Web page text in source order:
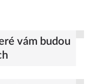
vám budou